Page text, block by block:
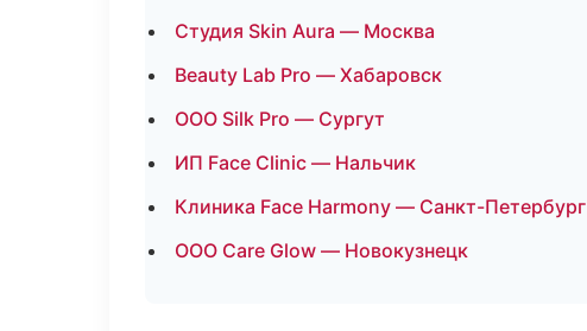
Студия Skin Aura — Москва
Beauty Lab Pro — Хабаровск
ООО Silk Pro — Сургут
ИП Face Clinic — Нальчик
Клиника Face Harmony — Санкт-Петербург
ООО Care Glow — Новокузнецк